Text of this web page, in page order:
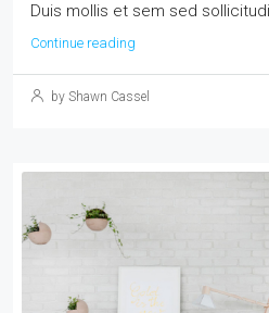
Duis mollis et sem sed
Continue reading
by Shawn Cassel